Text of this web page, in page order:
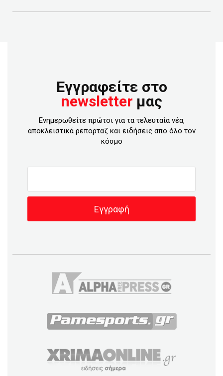
Εγγραφείτε στο
newsletter μας
Ενημερωθείτε πρώτοι για τα τελευταία νέα,
αποκλειστικά ρεπορταζ και ειδήσεις απο όλο τον
κόσμο